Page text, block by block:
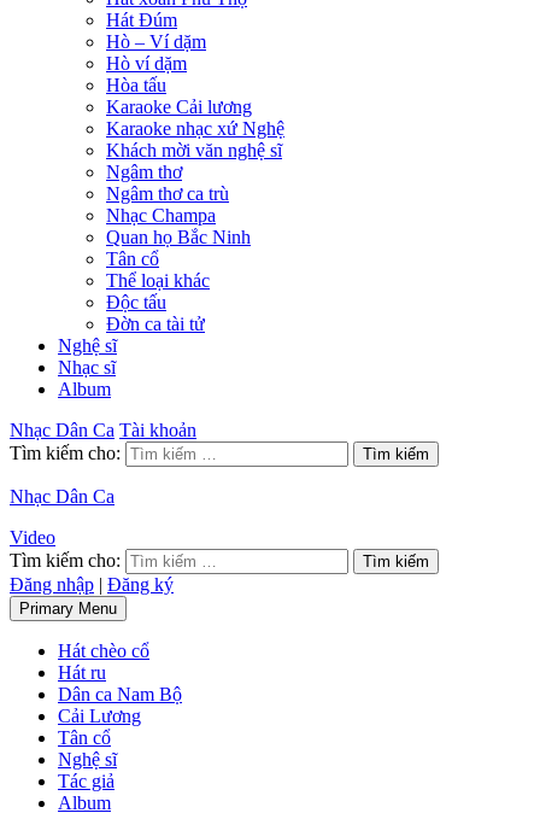
Hát Đúm
Hò – Ví dặm
Hò ví dặm
Hòa tấu
Karaoke Cải lương
Karaoke nhạc xứ Nghệ
Khách mời văn nghệ sĩ
Ngâm thơ
Ngâm thơ ca trù
Nhạc Champa
Quan họ Bắc Ninh
Tân cổ
Thể loại khác
Độc tấu
Đờn ca tài tử
Nghệ sĩ
Nhạc sĩ
Album
Nhạc Dân Ca Tài khoản
Tìm kiếm cho:
Nhạc Dân Ca
Video
Tìm kiếm cho:
Đăng nhập | Đăng ký
Primary Menu
Hát chèo cổ
Hát ru
Dân ca Nam Bộ
Cải Lương
Tân cổ
Nghệ sĩ
Tác giả
Album